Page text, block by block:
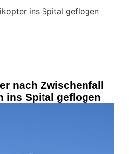
ins Spital geflogen
nach Zwischenfall
ins Spital geflogen